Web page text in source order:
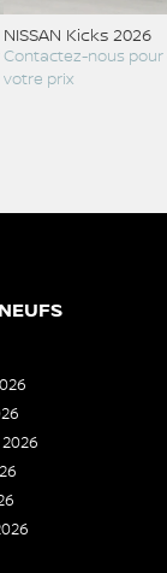
NISSAN Kicks 2026
Contactez-nous
votre prix